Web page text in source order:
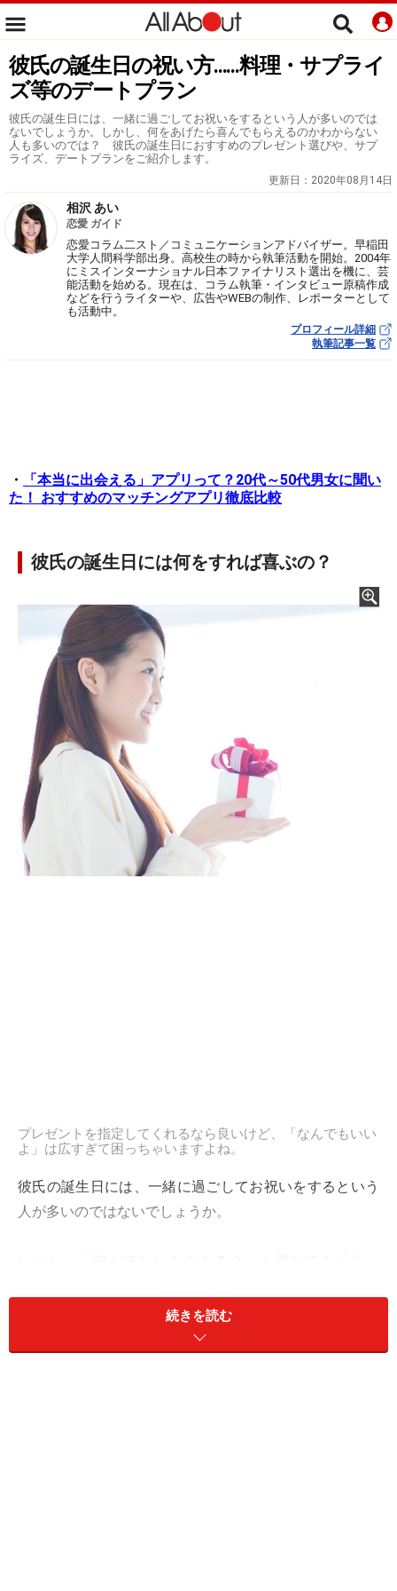
彼氏の誕生日の祝い方......料理・サプライ
ズ等のデートプラン
彼氏の誕生日には、一緒に過ごしてお祝いをするという人が多いのでは
ないでしょうか。しかし、何をあげたら喜んでもらえるのかわからない
人も多いのでは？ 彼氏の誕生日におすすめのプレゼント選びや、サプ
ライズ、デートプランをご紹介します。
更新日： 2020年08月14日
相沢 あい
恋愛 ガイド
恋愛コラム二スト／コミュニケーションアドバイザー。早稲田
大学人間科学部出身。高校生の時から執筆活動を開始。2004年
にミスインターナショナル日本ファイナリスト選出を機に、芸
能活動を始める。現在は、コラム執筆・インタビュー原稿作成
などを行うライターや、広告やWEBの制作、レポーターとして
も活動中。
プロフィール詳細
執筆記事一覧
・
「本当に出会える」アプリって？20代～50代男女に聞い
た！ おすすめのマッチングアプリ徹底比較
彼氏の誕生日には何をすれば喜ぶの？
プレゼントを指定してくれるなら良いけど、「なんでもいい
よ」は広すぎて困っちゃいますよね。
彼氏の誕生日には、一緒に過ごしてお祝いをするという
人が多いのではないでしょうか。
て、何をあげたら喜んでもらえるのかわからない人も多
続きを読む